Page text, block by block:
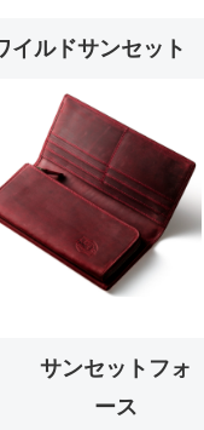
イルドサンセット
サンセットフォ
ース